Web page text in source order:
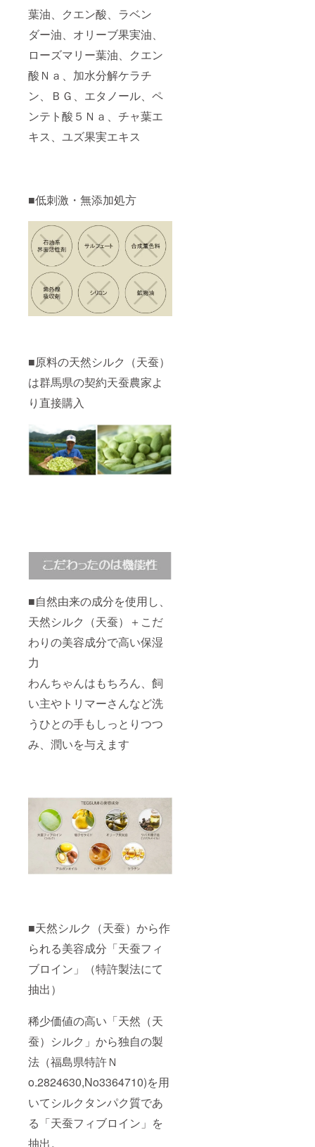
葉油、クエン酸、ラベン
ダー油、オリーブ果実油、
ローズマリー葉油、クエン
酸Ｎａ、加水分解ケラチ
ン、ＢＧ、エタノール、ペ
ンテト酸５Ｎａ、チャ葉エ
キス、ユズ果実エキス
■低刺激・無添加処方
■原料の天然シルク（天蚕）
は群馬県の契約天蚕農家よ
り直接購入
■自然由来の成分を使用し、
天然シルク（天蚕）＋こだ
わりの美容成分で高い保湿
力
わんちゃんはもちろん、飼
い主やトリマーさんなど洗
うひとの手もしっとりつつ
み、潤いを与えます
■天然シルク（天蚕）から作
られる美容成分「天蚕フィ
ブロイン」（特許製法にて
抽出）
稀少価値の高い「天然（天
蚕）シルク」から独自の製
法（福島県特許Ｎ
o.2824630,No3364710)を用
いてシルクタンパク質であ
る「天蚕フィブロイン」を
抽出。